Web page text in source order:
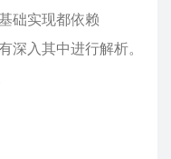
础实现都依赖
深入其中进行解析。